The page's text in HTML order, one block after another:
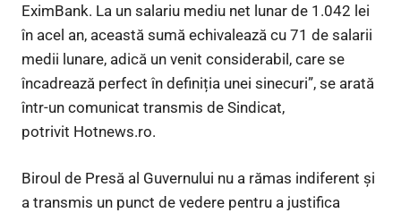
EximBank. La un salariu mediu net lunar de 1.042 lei
în acel an, această sumă echivalează cu 71 de salarii
medii lunare, adică un venit considerabil, care se
încadrează perfect în definiția unei sinecuri”, se arată
într-un comunicat transmis de Sindicat,
potrivit Hotnews.ro.
Biroul de Presă al Guvernului nu a rămas indiferent și
a transmis un punct de vedere pentru a justifica